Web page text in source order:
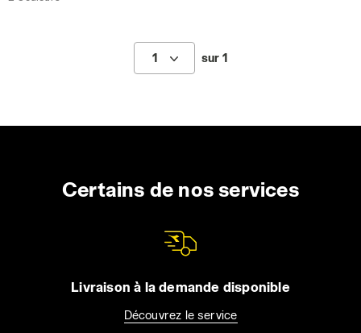
1 sur 1
Certains de nos services
Livraison à la demande disponible
Découvrez le service